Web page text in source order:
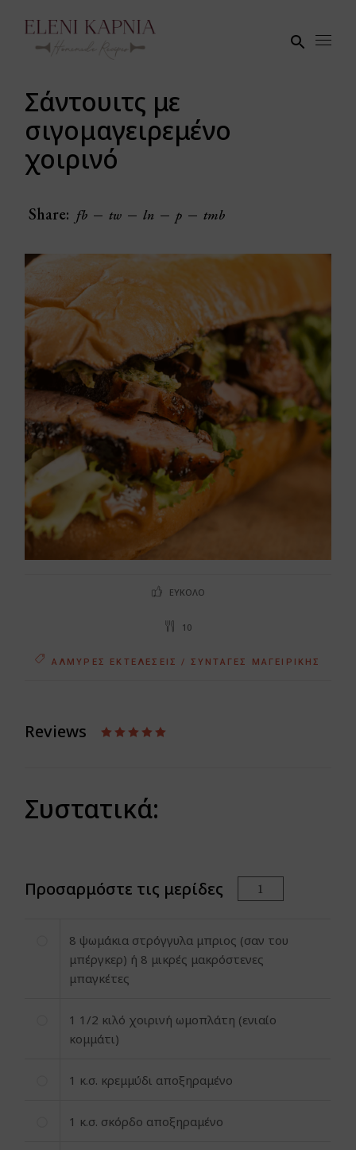
Σάντουιτς με
σιγομαγειρεμένο
χοιρινό
Share: fb tw ln p tmb
ΕΎΚΟΛΟ
10
ΑΛΜΥΡΈΣ ΕΚΤΕΛΈΣΕΙΣ / ΣΥΝΤΑΓΈΣ ΜΑΓΕΙΡΙΚΉΣ
Reviews
Συστατικά:
Προσαρμόστε τις μερίδες
8 ψωμάκια στρόγγυλα μπριος (σαν του
μπέργκερ) ή 8 μικρές μακρόστενες
μπαγκέτες
1 1/2 κιλό χοιρινή ωμοπλάτη (ενιαίο
κομμάτι)
1 κ.σ. κρεμμύδι αποξηραμένο
1 κ.σ. σκόρδο αποξηραμένο